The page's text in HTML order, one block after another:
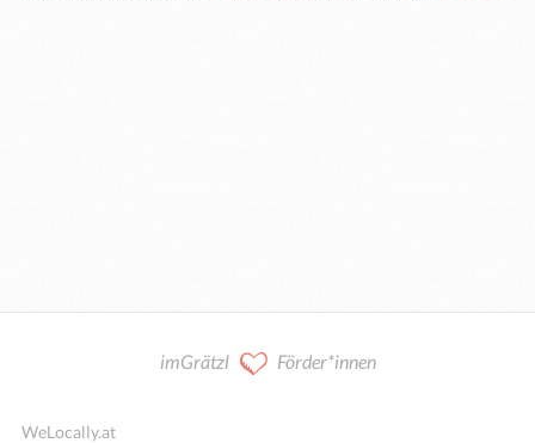
imGrätzl Förder*innen
WeLocally.at